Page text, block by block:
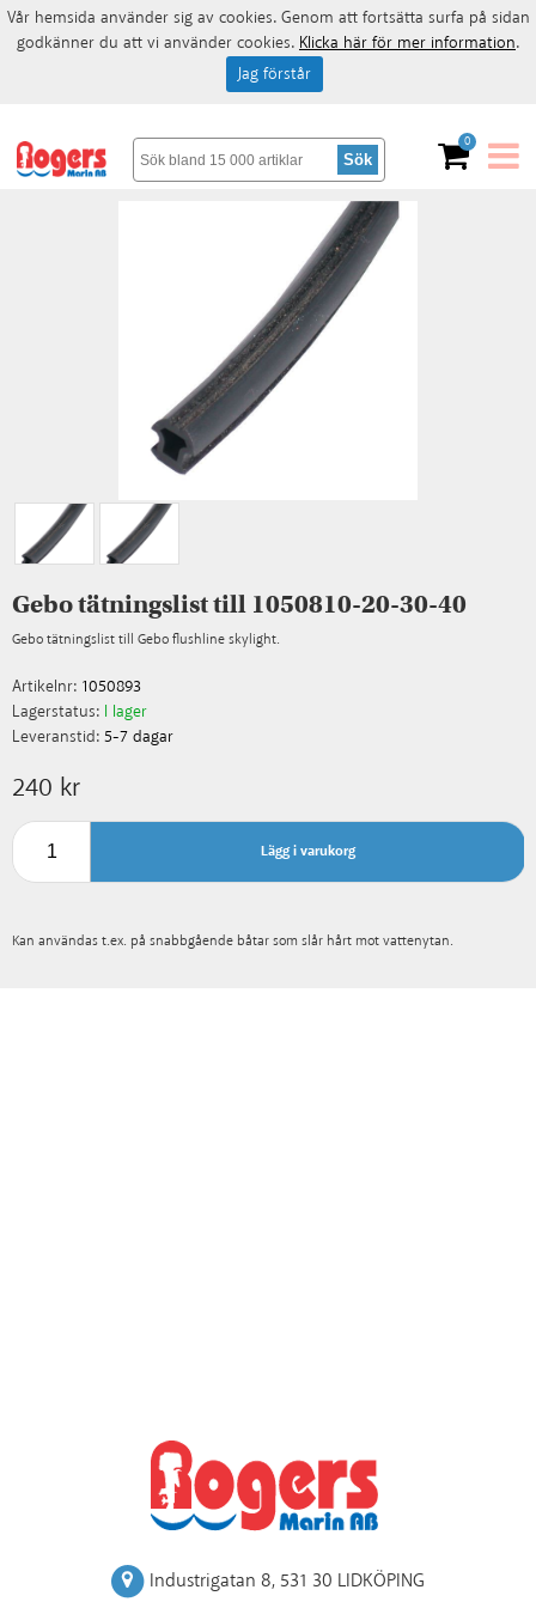
0
Gebo tätningslist till 1050810-20-30-40
Gebo tätningslist till Gebo flushline skylight.
Artikelnr: 1050893
Lagerstatus: I lager
Leveranstid: 5-7 dagar
240 kr
Lägg i varukorg
Kan användas t.ex. på snabbgående båtar som slår hårt mot vattenytan.
Industrigatan 8, 531 30 LIDKÖPING
Vår hemsida använder sig av cookies. Genom att fortsätta surfa på sidan
godkänner du att vi använder cookies. Klicka här för mer information.
Jag förstår